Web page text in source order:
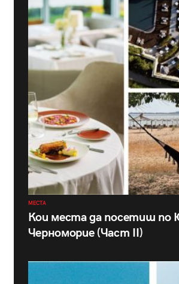
МЕСТА
Кои места да посетиш
Черноморие (Част II)